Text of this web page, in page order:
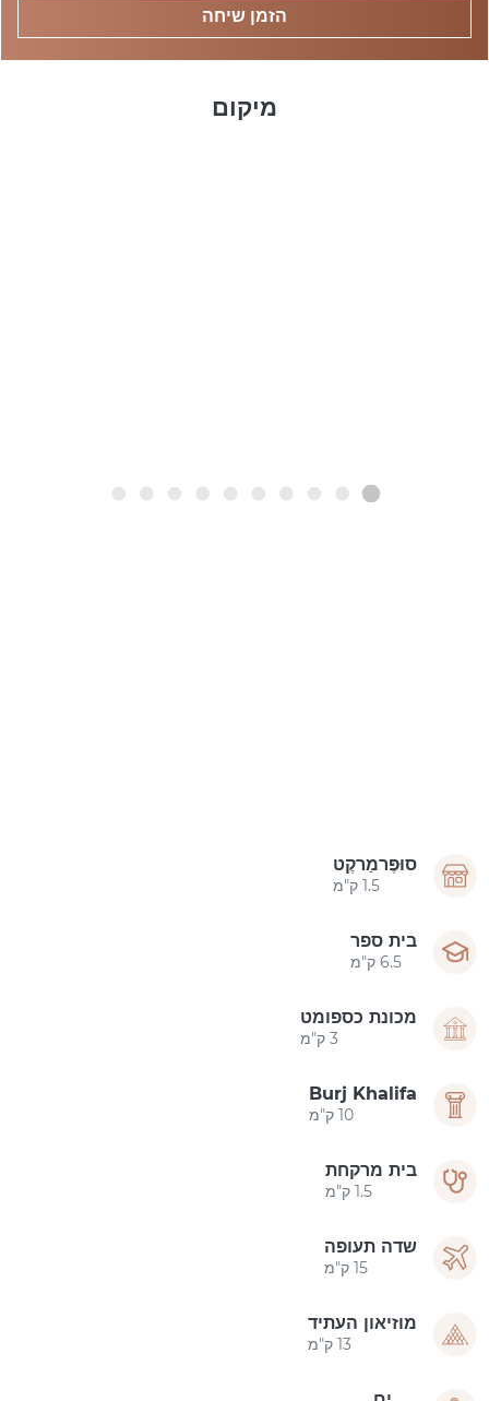
הזמן שיחה
מיקום
סוּפֶּרמַרקֶט
1.5 ק"מ
בית ספר
6.5 ק"מ
מכונת כספומט
3 ק"מ
Burj Khalifa
10 ק"מ
בית מרקחת
1.5 ק"מ
שדה תעופה
15 ק"מ
מוזיאון העתיד
13 ק"מ